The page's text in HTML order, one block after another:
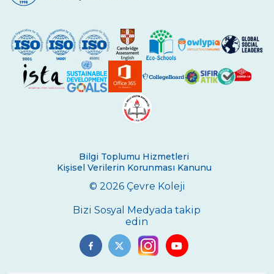
Çevre Lisesinde Yüzme Başarısı
“Çevre”nin Sihirbazları
İstanbul Bilim Olimpiyatlarında Fizik
Kategorisinde Başarımız
Lise Kız Yüzme Takımımızdan Başarı
Toprak Günü Etkinlikleri
Çevre Talks-2021
Çevre Lisesi Uluslararası Sertifika Töreni
ÇEVRE KOLEJİNDE CUMHURİYET COŞKUSU
Bilgi Toplumu Hizmetleri
Kişisel Verilerin Korunması Kanunu
© 2026 Çevre Koleji
Bizi Sosyal Medyada takip
edin